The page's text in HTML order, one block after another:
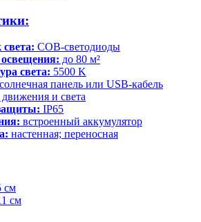
COB-светодиоды
до 80 м²
света: 5500 K
солнечная панель или USB-кабель
движения и света
IP65
встроенный аккумулятор
настенная; переносная
см
см